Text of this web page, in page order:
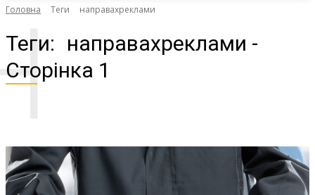
Головна Теги направахреклами
Теги: направахреклами -
Сторінка 1